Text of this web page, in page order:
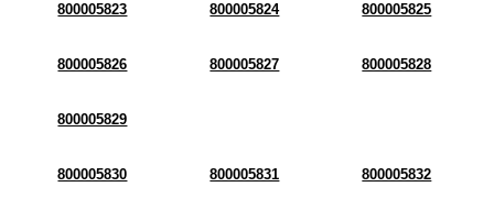
800005823 800005824 800005825
800005826 800005827 800005828
800005829
800005830 800005831 800005832